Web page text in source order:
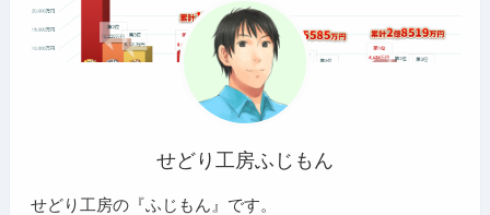
せどり工房ふじもん
せどり工房の『ふじもん』です。